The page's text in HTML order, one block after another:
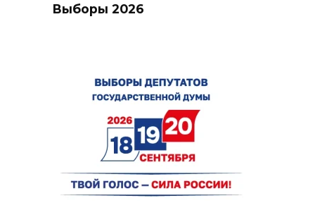
Выборы 2026